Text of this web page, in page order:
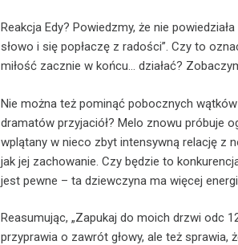
Reakcja Edy? Powiedzmy, że nie
słowo i się popłaczę z radości”. Czy to
miłość zacznie w końcu… działać?
Nie można też pominąć pobocznych
dramatów przyjaciół? Melo znowu próbuje
wplątany w nieco zbyt intensywną relację z
jak jej zachowanie. Czy będzie to
jest pewne – ta dziewczyna ma więcej
Reasumując, „Zapukaj do moich drzwi odc
przyprawia o zawrót głowy, ale też